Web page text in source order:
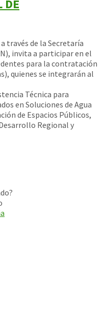
DE
través de la Secretaría
invita a participar en el
para la contratación
quienes se integrarán al
Técnica para
en Soluciones de Agua
de Espacios Públicos,
Regional y